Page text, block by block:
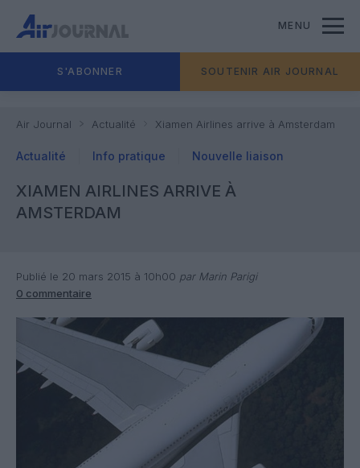
MENU
S'ABONNER SOUTENIR AIR JOURNAL
Air Journal Actualité Xiamen Airlines arrive à Amsterdam
Actualité Info pratique Nouvelle liaison
XIAMEN AIRLINES ARRIVE À
AMSTERDAM
Publié le 20 mars 2015 à 10h00 par Marin Parigi
0 commentaire